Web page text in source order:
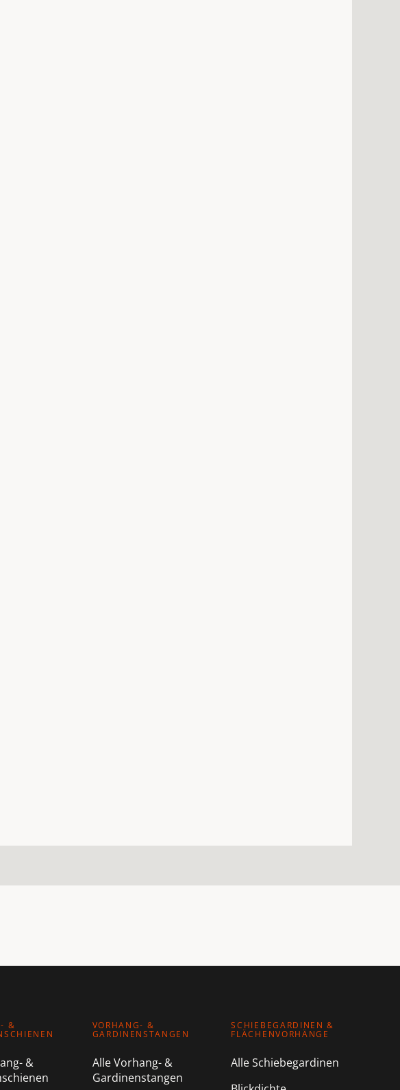
&
&
VORHANG- &
GARDINENSTANGEN
Alle Vorhang- &
Gardinenstangen
SCHIEBEGARDINEN &
FLÄCHENVORHÄNGE
Alle Schiebegardinen